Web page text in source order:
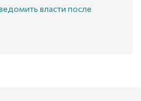
власти после